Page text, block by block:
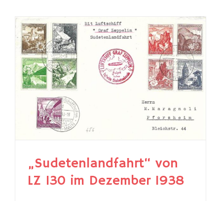
„Sudetenlandfahrt“ von
LZ 130 im Dezember 1938